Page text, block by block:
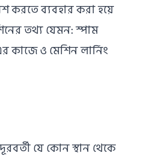
করতে ব্যবহার করা হয়ে
তথ্য যেমন: স্পাম
কাজে ও মেশিন লার্নিং
যে কোন স্থান থেকে